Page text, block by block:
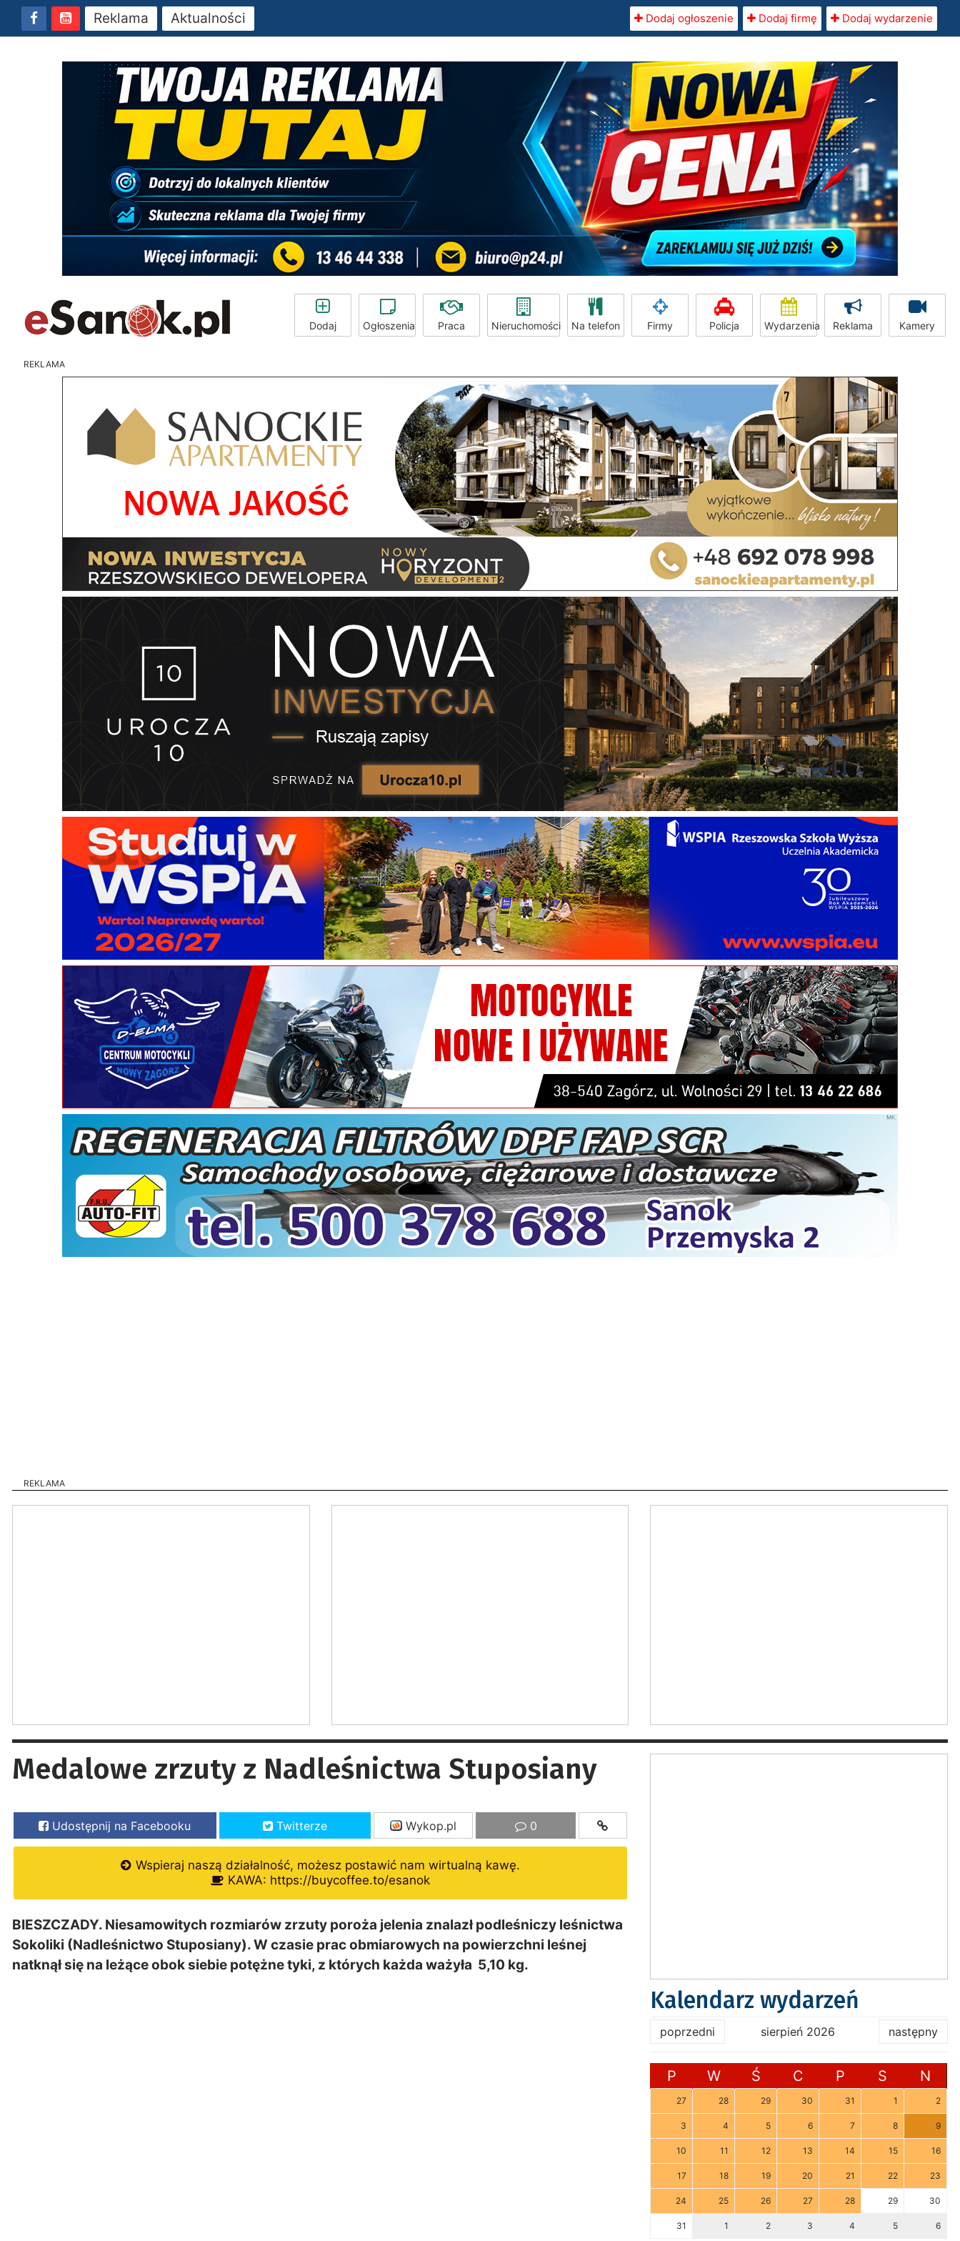
Reklama Aktualności Dodaj ogłoszenie Dodaj firmę Dodaj wydarzenie
Dodaj Ogłoszenia Praca Nieruchomości Na telefon Firmy Policja Wydarzenia Reklama Kamery
REKLAMA
REKLAMA
Medalowe zrzuty z Nadleśnictwa Stuposiany
Udostępnij na Facebooku Twitterze Wykop.pl 0
Wspieraj naszą działalność, możesz postawić nam wirtualną kawę.
KAWA: https://buycoffee.to/esanok
BIESZCZADY. Niesamowitych rozmiarów zrzuty poroża jelenia znalazł podleśniczy leśnictwa
Sokoliki (Nadleśnictwo Stuposiany). W czasie prac obmiarowych na powierzchni leśnej
natknął się na leżące obok siebie potężne tyki, z których każda ważyła 5,10 kg.
Kalendarz wydarzeń
poprzedni sierpień 2026 następny
P W Ś C P S N
27 28 29 30 31 1 2
3 4 5 6 7 8 9
10 11 12 13 14 15 16
17 18 19 20 21 22 23
24 25 26 27 28 29 30
31 1 2 3 4 5 6